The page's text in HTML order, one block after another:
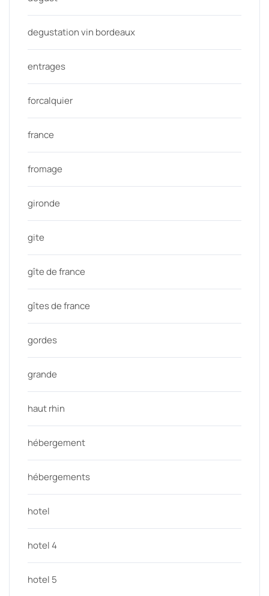
degustation vin bordeaux
entrages
forcalquier
france
fromage
gironde
gite
gîte de france
gîtes de france
gordes
grande
haut rhin
hébergement
hébergements
hotel
hotel 4
hotel 5